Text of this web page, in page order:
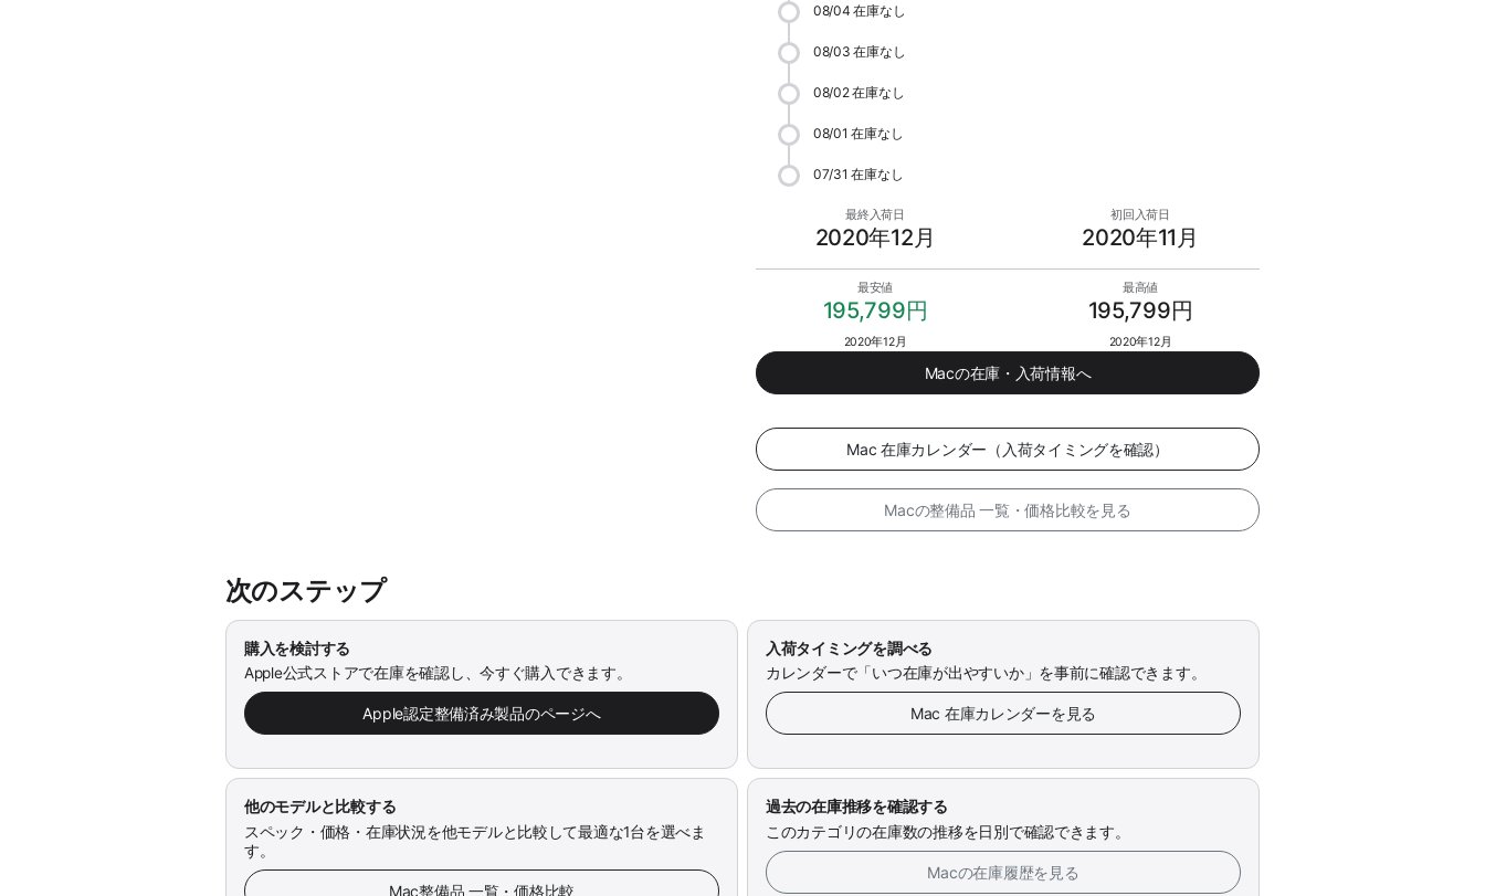
08/04 在庫なし
08/03 在庫なし
08/02在庫なし
08/01 在庫なし
07/31 在庫なし
最終入荷日
2020年12月
初回入荷日
2020年11月
最安値
195,799円
2020年12月
最高値
195,799円
2020年12月
Macの在庫・入荷情報へ
Mac 在庫カレンダー（入荷タイミングを確認）
Macの整備品 一覧・価格比較を見る
次のステップ
購入を検討する
Apple公式ストアで在庫を確認し、今すぐ購入できます。
Apple認定整備済み製品のページへ
入荷タイミングを調べる
カレンダーで「いつ在庫が出やすいか」を事前に確認できます。
Mac 在庫カレンダーを見る
他のモデルと比較する
スペック・価格・在庫状況を他モデルと比較して最適な1台を選べま
す。
Mac整備品 一覧・価格比較
過去の在庫推移を確認する
このカテゴリの在庫数の推移を日別で確認できます。
Macの在庫履歴を見る